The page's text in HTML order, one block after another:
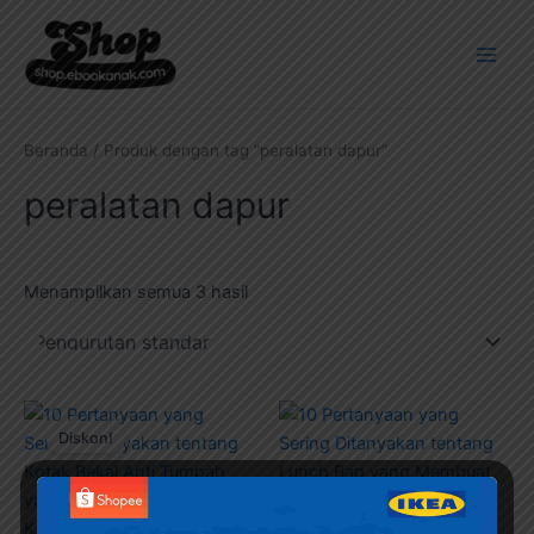
konten
Beranda / Produk dengan tag “peralatan dapur”
peralatan dapur
Menampilkan semua 3 hasil
Diskon!
Harga
aslinya
adalah:
Rp199.000.
Harga
saat
ini
adalah: